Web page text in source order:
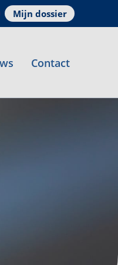
Mijn dossier
Contact